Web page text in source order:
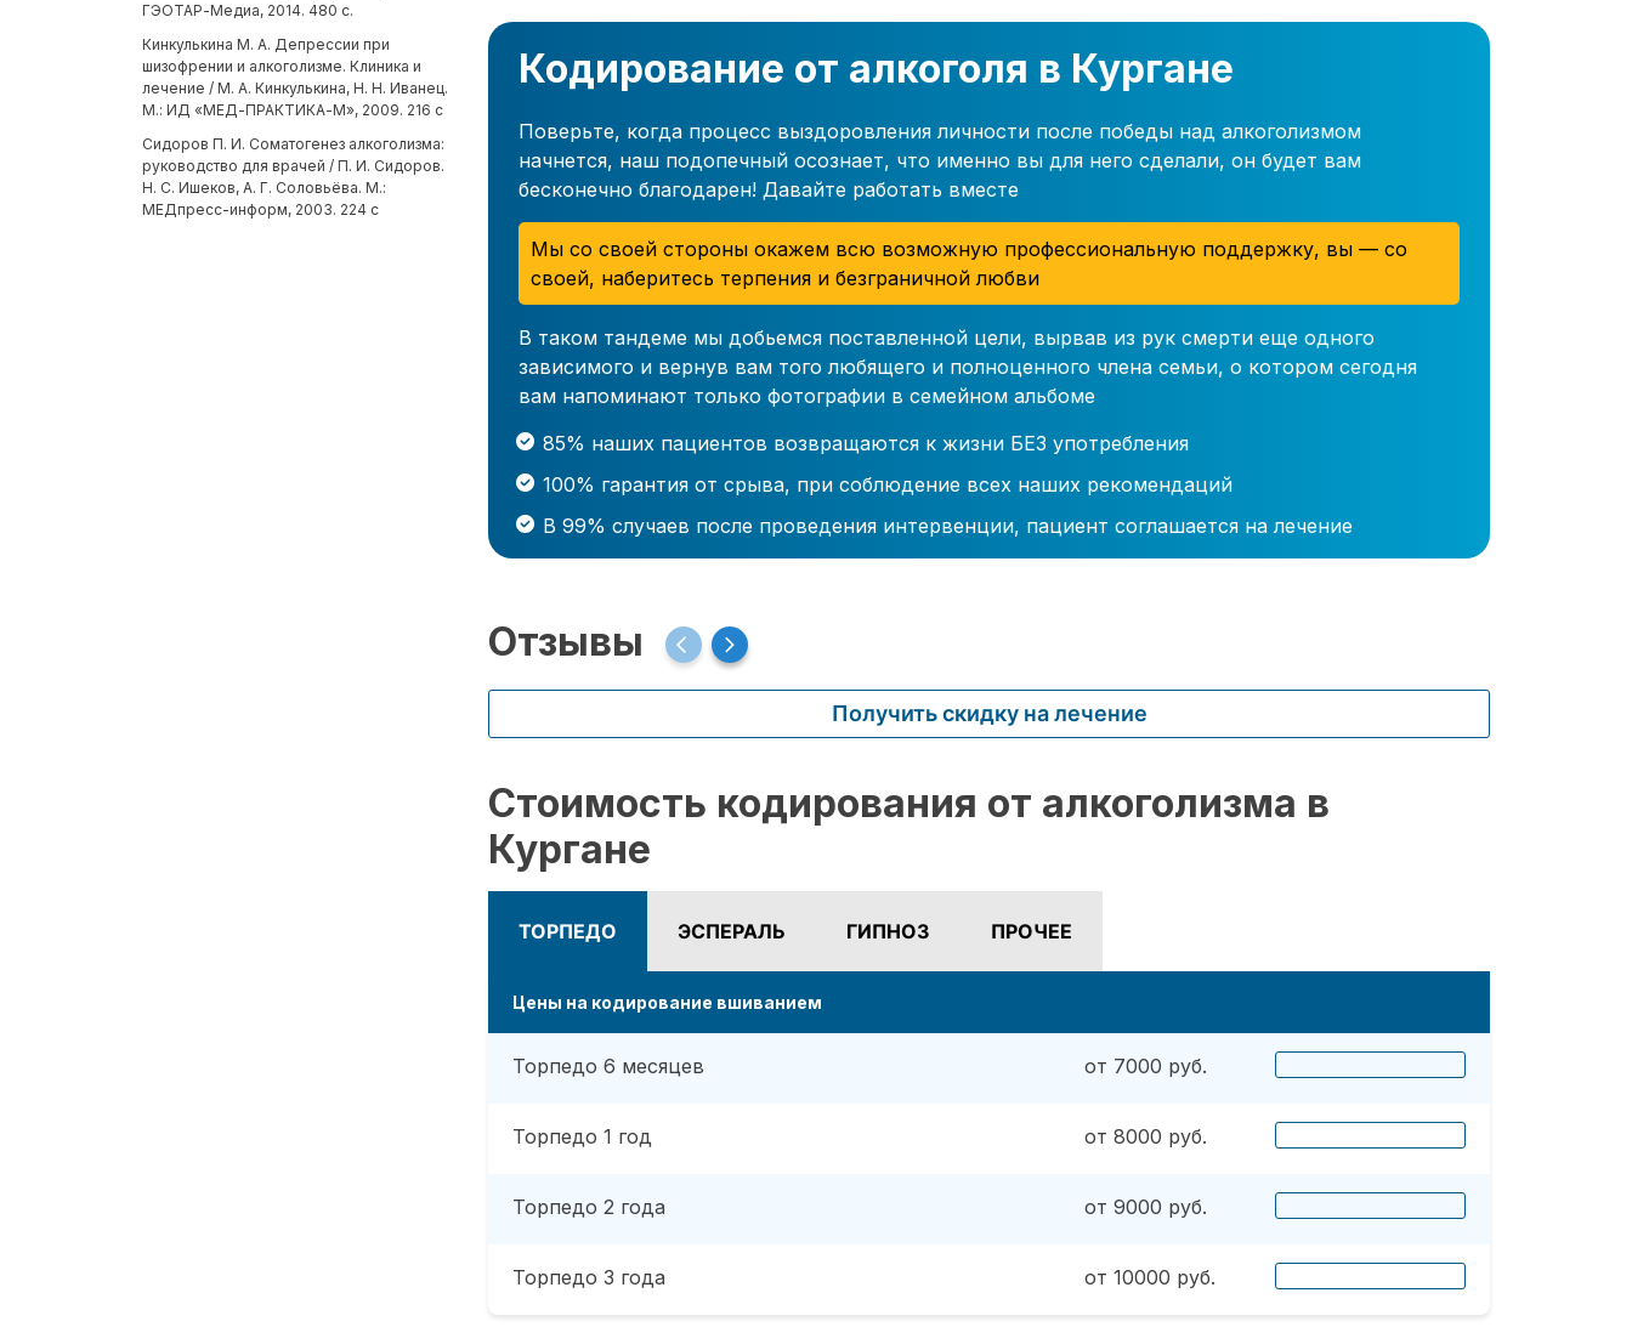
ГЭОТАР-Медиа, 2014. 480 с.
Кинкулькина М. А. Депрессии при
шизофрении и алкоголизме. Клиника и
лечение / М. А. Кинкулькина, Н. Н. Иванец.
М.: ИД «МЕД-ПРАКТИКА-М», 2009. 216 с
Сидоров П. И. Соматогенез алкоголизма:
руководство для врачей / П. И. Сидоров.
Н. С. Ишеков, А. Г. Соловьёва. М.:
МЕДпресс-информ, 2003. 224 с
Кодирование от алкоголя в Кургане
Поверьте, когда процесс выздоровления личности после победы над алкоголизмом
начнется, наш подопечный осознает, что именно вы для него сделали, он будет вам
бесконечно благодарен! Давайте работать вместе
Мы со своей стороны окажем всю возможную профессиональную поддержку, вы — со
своей, наберитесь терпения и безграничной любви
В таком тандеме мы добьемся поставленной цели, вырвав из рук смерти еще одного
зависимого и вернув вам того любящего и полноценного члена семьи, о котором сегодня
вам напоминают только фотографии в семейном альбоме
85% наших пациентов возвращаются к жизни БЕЗ употребления
100% гарантия от срыва, при соблюдение всех наших рекомендаций
В 99% случаев после проведения интервенции, пациент соглашается на лечение
Отзывы
Получить скидку на лечение
Стоимость кодирования от алкоголизма в
Кургане
ТОРПЕДО ЭСПЕРАЛЬ ГИПНОЗ ПРОЧЕЕ
Цены на кодирование вшиванием
Торпедо 6 месяцев от 7000 руб.
Торпедо 1 год от 8000 руб.
Торпедо 2 года от 9000 руб.
Торпедо 3 года от 10000 руб.